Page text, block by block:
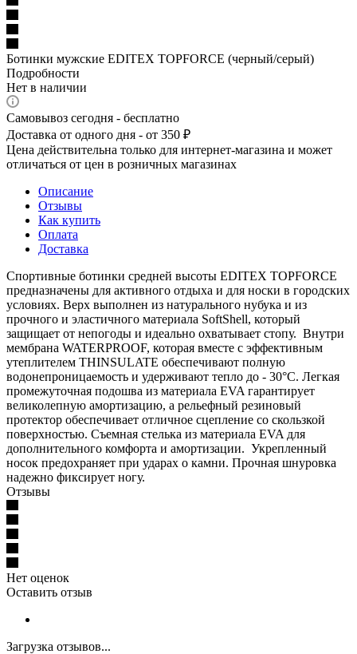
Ботинки мужские EDITEX TOPFORCE (черный/серый)
Подробности
Нет в наличии
Самовывоз сегодня - бесплатно
Доставка от одного дня - от 350 ₽
Цена действительна только для интернет-магазина и может
отличаться от цен в розничных магазинах
Описание
Отзывы
Как купить
Оплата
Доставка
Спортивные ботинки средней высоты EDITEX TOPFORCE
предназначены для активного отдыха и для носки в городских
условиях. Верх выполнен из натурального нубука и из
прочного и эластичного материала SoftShell, который
защищает от непогоды и идеально охватывает стопу. Внутри
мембрана WATERPROOF, которая вместе с эффективным
утеплителем THINSULATE обеспечивают полную
водонепроницаемость и удерживают тепло до - 30°C. Легкая
промежуточная подошва из материала EVA гарантирует
великолепную амортизацию, а рельефный резиновый
протектор обеспечивает отличное сцепление со скользкой
поверхностью. Съемная стелька из материала EVA для
дополнительного комфорта и амортизации. Укрепленный
носок предохраняет при ударах о камни. Прочная шнуровка
надежно фиксирует ногу.
Отзывы
Нет оценок
Оставить отзыв
Загрузка отзывов...